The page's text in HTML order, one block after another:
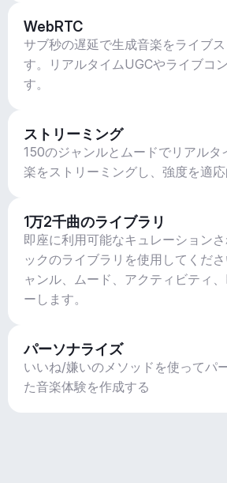
WebRTC
サブ秒の遅延で生成音楽をライブ
す。リアルタイムUGCやライブコ
す。
ストリーミング
150のジャンルとムードでリアルタ
楽をストリーミングし、強度を適応
1万2千曲のライブラリ
即座に利用可能なキュレーション
ックのライブラリを使用してくだ
ャンル、ムード、アクティビティ
ーします。
パーソナライズ
いいね/嫌いのメソッドを使ってパ
た音楽体験を作成する